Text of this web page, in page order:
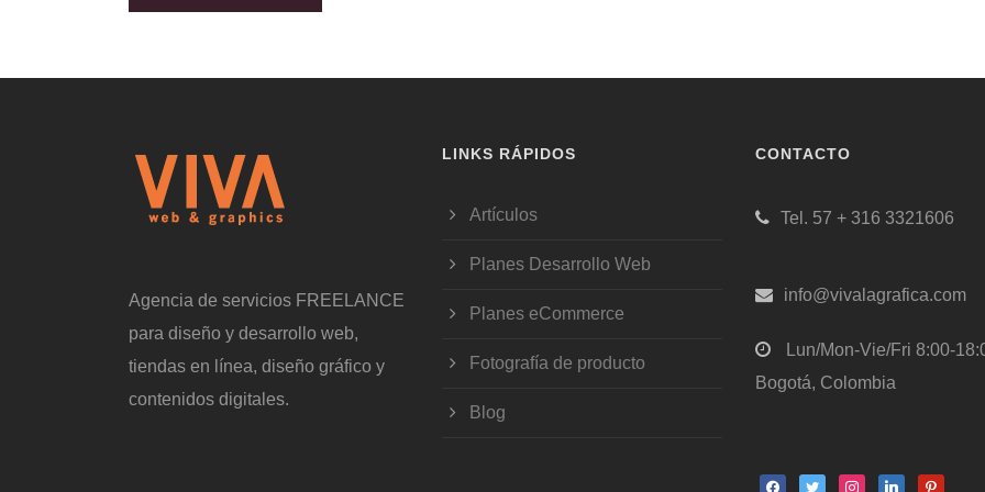
Agencia de servicios FREELANCE
para diseño y desarrollo web,
tiendas en línea, diseño gráfico y
contenidos digitales.
LINKS RÁPIDOS
Artículos
Planes Desarrollo Web
Planes eCommerce
Fotografía de producto
Blog
CONTACTO
Tel. 57 + 316 3321606
info@vivalagrafica.com
Lun/Mon-Vie/Fri 8:00-
Bogotá, Colombia
facebooktwitter instagramlinkedinpinterest